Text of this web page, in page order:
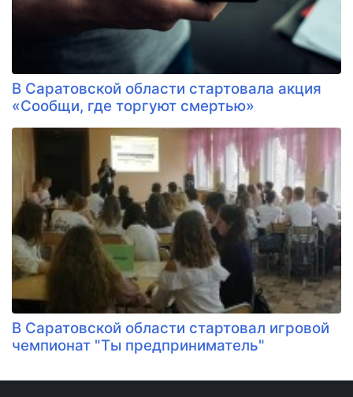
В Саратовской области стартовала акция
«Сообщи, где торгуют смертью»
В Саратовской области стартовал игровой
чемпионат "Ты предприниматель"